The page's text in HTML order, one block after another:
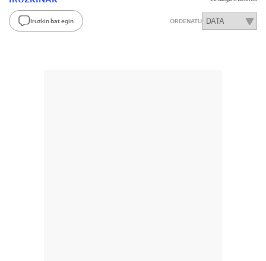
Iruzkin bat egin ORDENATU